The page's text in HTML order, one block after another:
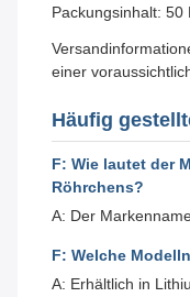
Packungsinhalt:
einer
Häufig
F: Wie lautet der
Röhrchens?
A: Der
F: Welche
A: Erhältlich in